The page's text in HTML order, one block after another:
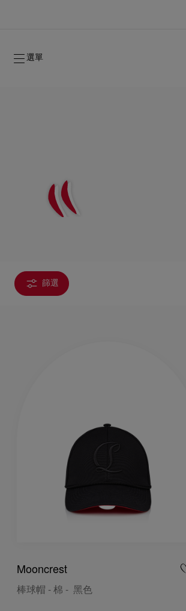
選單
Cassia系列
2026年秋季系列
2026年秋季系列
全新登場：Oud Fétiche 奢⾹淡⾹精
篩選
Mooncrest
棒球帽 - 棉 - 黑色